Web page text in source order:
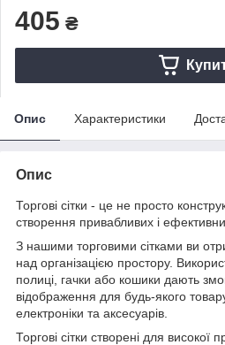
405 ₴
Опис Характеристики
Опис
Торгові сітки - це не просто
створення привабливих і
З нашими торговими сітками ви
над організацією простору.
полиці, гачки або кошики дають
відображення для будь-якого
електроніки та аксесуарів.
Торгові сітки створені для високої